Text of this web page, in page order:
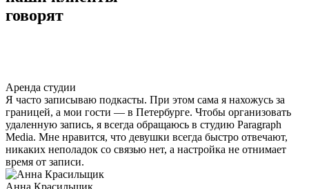
говорят
Аренда студии
Я часто записываю подкасты. При этом сама я нахожусь за
границей, а мои гости — в Петербурге. Чтобы организовать
удаленную запись, я всегда обращаюсь в студию Paragraph
Media. Мне нравится, что девушки всегда быстро отвечают,
никаких неполадок со связью нет, а настройка не отнимает
время от записи.
Анна Красильщик